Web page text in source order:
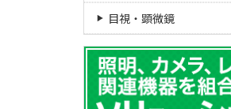
目視・顕微鏡